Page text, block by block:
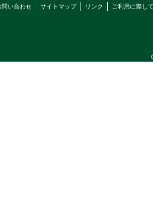
問い合わせ
サイトマップ リンク ご利用に際し